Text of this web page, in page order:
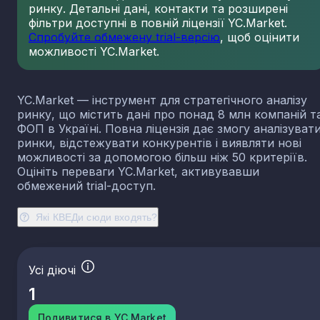
Які КВЕДи сюди входять?
ринку. Детальні дані, контакти та розширені
фільтри доступні в повній ліцензії YC.Market.
Спробуйте обмежену trial-версію, щоб оцінити
можливості YC.Market.
YC.Market — інструмент для стратегічного аналізу
ринку, що містить дані про понад 8 млн компаній
ФОП в Україні. Повна ліцензія дає змогу
ринки, відстежувати конкурентів і виявляти нові
можливості за допомогою більш ніж 50 критеріїв.
Оцініть переваги YC.Market, активувавши
обмежений trial-доступ.
Усі діючі
1
Подивитися в YC.Market
23.13 Виробництво порожнистого скла
23.14 Виробництво скловолокна
23.19 Виробництво й оброблення інших скляних
23.31 Виробництво керамічних плиток і плит
23.32 Виробництво цегли, черепиці та інших
виробів із випаленої глини
23.41
Виробництво господарських і декоративних
керамічних виробів
23.42
Виробництво керамічних санітарно-технічних
23.43 Виробництво керамічних електроізоляторів та
ізоляційної арматури
призначення
23.49 Виробництво інших керамічних виробів
23.52 Виробництво вапна та гіпсових сумішей